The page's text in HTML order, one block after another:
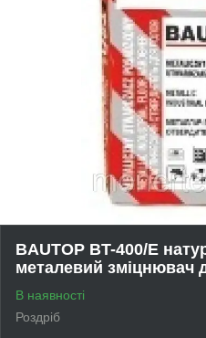
BAUTOP BT-400/Е
металевий зміцнювач
В наявності
Роздріб